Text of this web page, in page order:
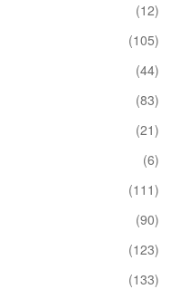
(12)
(105)
(44)
(83)
(21)
(6)
(111)
(90)
(123)
(133)